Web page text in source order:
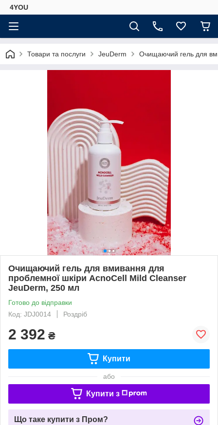
4YOU
Товари та послуги JeuDerm Очищаючий гель для
Очищаючий гель для вмивання для
проблемної шкіри AcnoCell Mild Cleanser
JeuDerm, 250 мл
Готово до відправки
Код: JDJ0014
Роздріб
2 392 ₴
Купити
або
Купити з
Що таке купити з Пром?